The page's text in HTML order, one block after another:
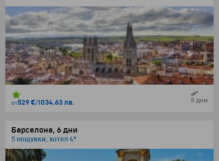
от529 €/1034.63 лв. 5 дни
Барселона, 6 дни
5 нощувки, хотел 4*